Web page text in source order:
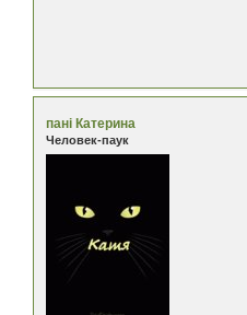
пані Катерина
Человек-паук